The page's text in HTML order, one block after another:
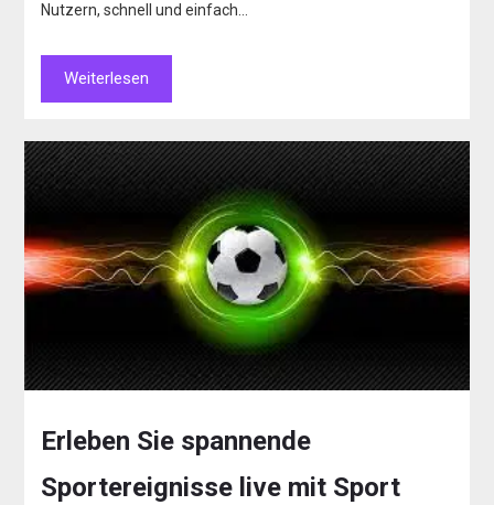
Nutzern, schnell und einfach…
Weiterlesen
Erleben Sie spannende
Sportereignisse live mit Sport